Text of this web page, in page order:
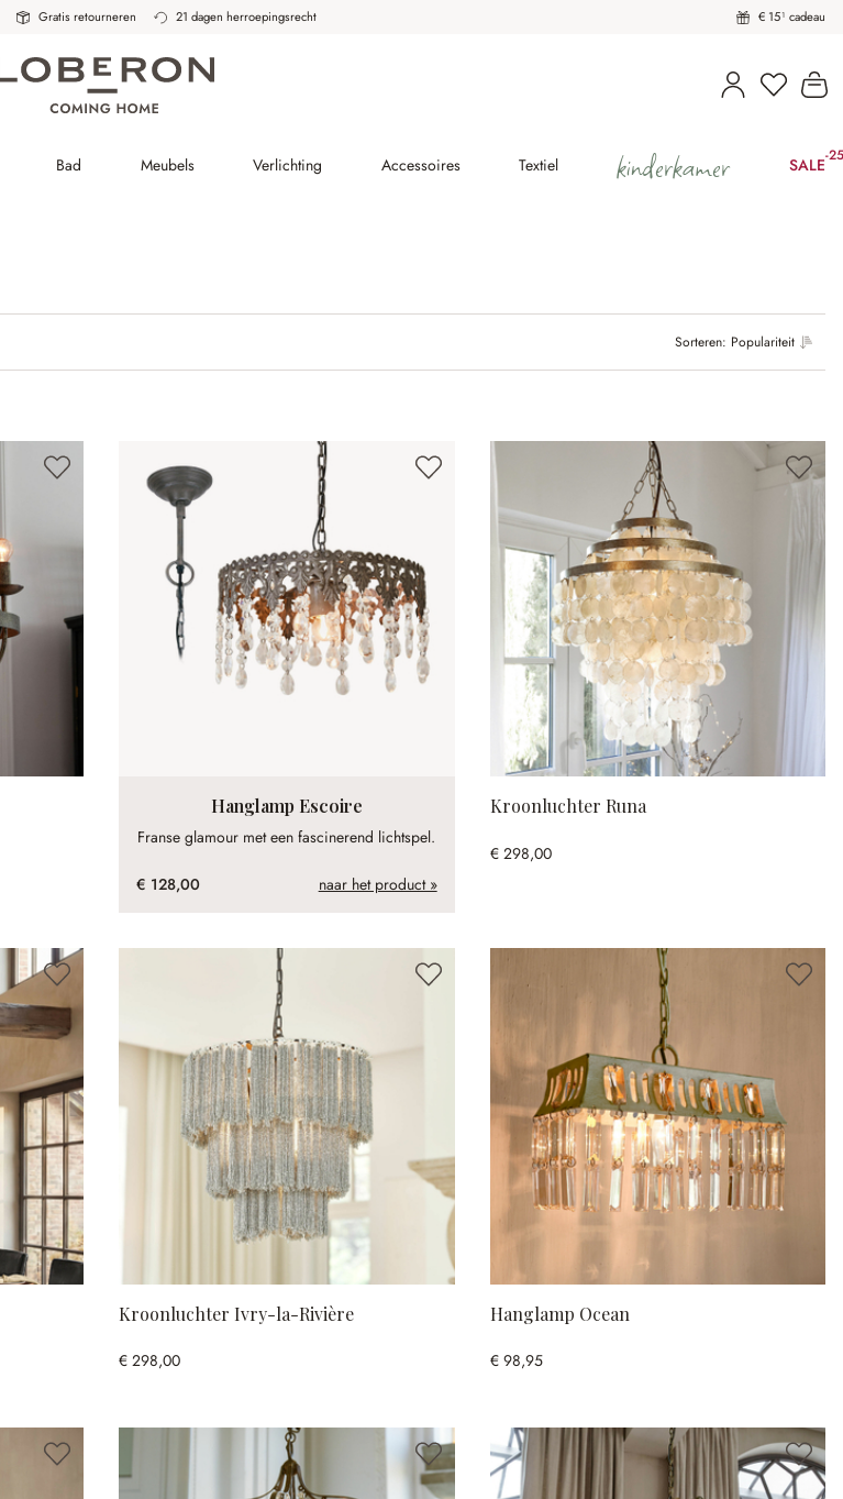
Gratis retourneren 21 dagen herroepingsrecht € 15¹ cadeau
Bad Meubels Verlichting Accessoires Textiel kinderkamer SALE-
Sorteren: Populariteit
Hanglamp Escoire
Franse glamour met een fascinerend lichtspel.
€ 128,00 naar het product »
Kroonluchter Runa
€ 298,00
Kroonluchter Ivry-la-Rivière
€ 298,00
Hanglamp Ocean
€ 98,95